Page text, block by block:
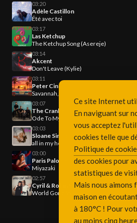
03:20
Adèle Castillon
Été avec toi
03:17
Las Ketchup
The Ketchup Song (Asereje)
03:14
Akcent
Don't Leave (Kylie)
03:11
Peter Cincotti
Savannah, Turn It Up!
03:07
The Cranberries
Ode To My Family
03:03
Sloane Simon & Reggi Condos
all in my head
03:00
Paris Paloma
Miyazaki
02:57
Cyril & Robin Schulz & Sam Martin
World Gone Wild
Ce site Internet
En naviguant sur
vous acceptez
cookies telle que
Politique de
des cookies pour
statistiques de
Mais nous aimons
maison en
à 180°C ! Pour
au moins cinq